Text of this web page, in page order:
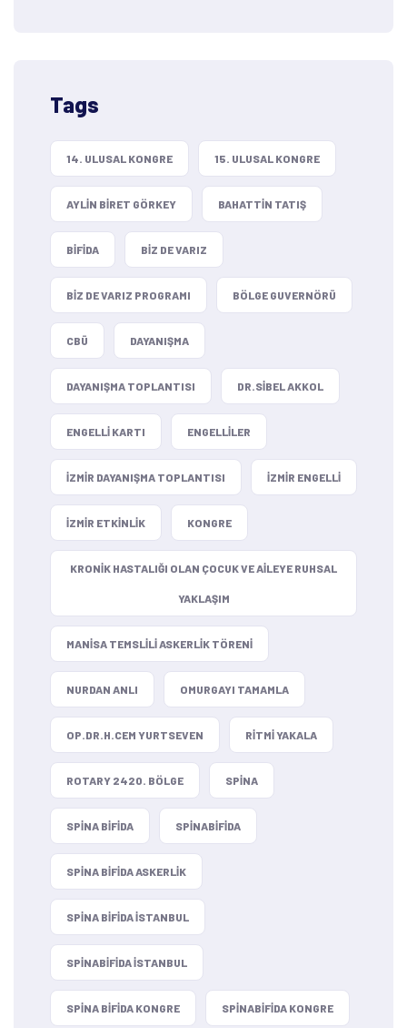
Tags
14. ULUSAL KONGRE 15. ULUSAL KONGRE
AYLIN BIRET GÖRKEY BAHATTIN TATIŞ
BIFIDA BIZ DE VARIZ
BIZ DE VARIZ PROGRAMI BÖLGE GUVERNÖRÜ
CBÜ DAYANIŞMA
DAYANIŞMA TOPLANTISI DR.SIBEL AKKOL
ENGELLI KARTI ENGELLILER
IZMIR DAYANIŞMA TOPLANTISI IZMIR ENGELLI
IZMIR ETKINLIK KONGRE
KRONIK HASTALIĞI OLAN ÇOCUK VE AILEYE RUHSAL
YAKLAŞIM
MANISA TEMSLILI ASKERLIK TÖRENI
NURDAN ANLI OMURGAYI TAMAMLA
OP.DR.H.CEM YURTSEVEN RITMI YAKALA
ROTARY 2420. BÖLGE SPINA
SPINA BIFIDA SPINABIFIDA
SPINA BIFIDA ASKERLIK
SPINA BIFIDA ISTANBUL
SPINABIFIDA ISTANBUL
SPINA BIFIDA KONGRE SPINABIFIDA KONGRE